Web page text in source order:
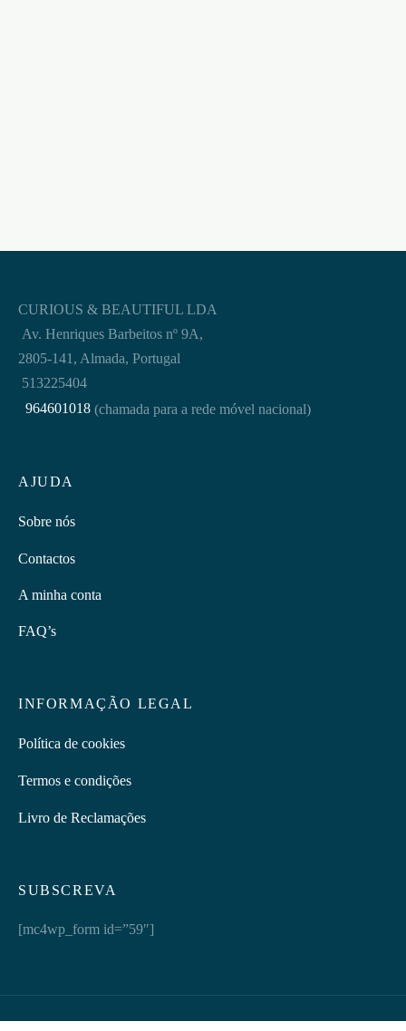
SUBSCREVA
[mc4wp_form id=”59″]
AJUDA
Sobre nós
Contactos
A minha conta
FAQ’s
INFORMAÇÃO LEGAL
Política de cookies
Termos e condições
Livro de Reclamações
CURIOUS & BEAUTIFUL LDA
Av. Henriques Barbeitos nº 9A,
2805-141, Almada, Portugal
513225404
964601018 (chamada para a rede móvel nacional)